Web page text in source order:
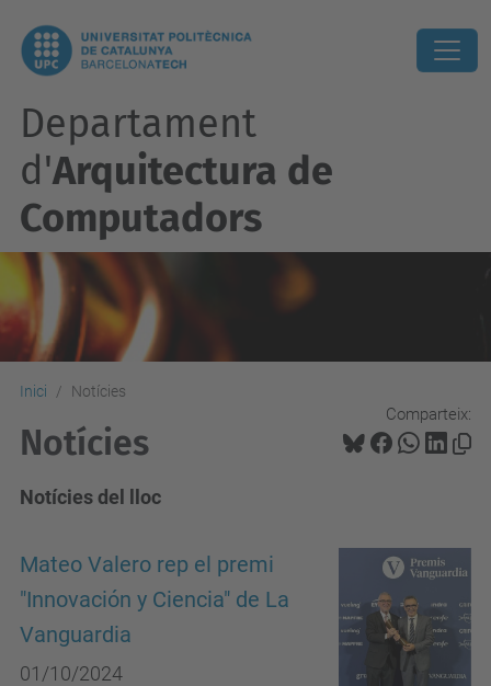
Departament
d'Arquitectura de
Computadors
Inici Notícies
Comparteix:
Notícies
Notícies del lloc
Mateo Valero rep el premi
"Innovación y Ciencia" de La
Vanguardia
01/10/2024